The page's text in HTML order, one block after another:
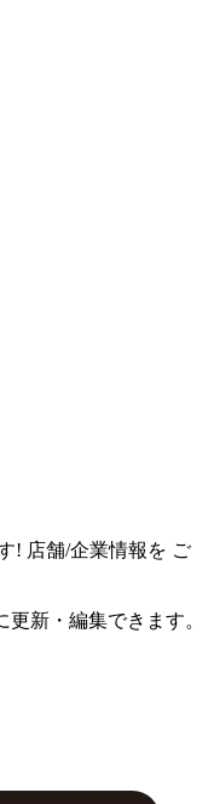
! 店舗/企業情報を ご
新・編集できます。